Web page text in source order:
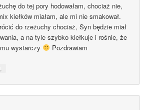
do tej pory hodowałam, chociaż nie,
kiełków miałam, ale mi nie smakował.
do rzeżuchy chociaż, Syn będzie miał
a na tyle szybko kiełkuje i rośnie, że
wystarczy
Pozdrawiam